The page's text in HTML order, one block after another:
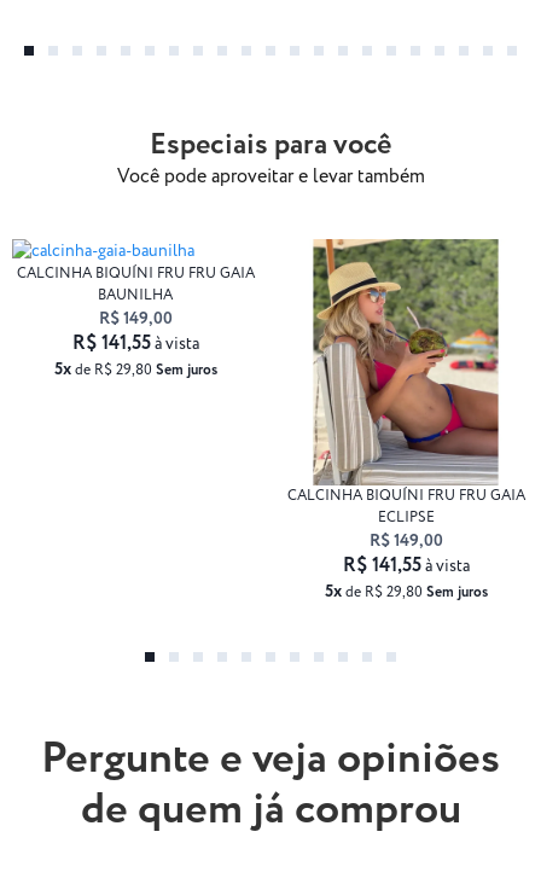
Especiais para você
Você pode aproveitar e levar também
CALCINHA BIQUÍNI FRU FRU GAIA
BAUNILHA
R$ 149,00
5xde R$ 29,80 Sem juros
R$ 141,55à vista
CALCINHA BIQUÍNI FRU FRU GAIA
ECLIPSE
R$ 149,00
5xde R$ 29,80 Sem juros
R$ 141,55à vista
Pergunte e veja opiniões
de quem já comprou